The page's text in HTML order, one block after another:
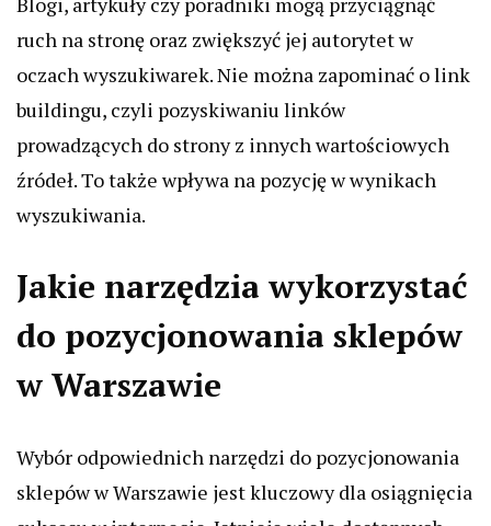
ruch na stronę oraz zwiększyć jej autorytet w
oczach wyszukiwarek. Nie można zapominać o link
buildingu, czyli pozyskiwaniu linków
prowadzących do strony z innych wartościowych
źródeł. To także wpływa na pozycję w wynikach
wyszukiwania.
Jakie narzędzia wykorzystać
do pozycjonowania sklepów
w Warszawie
Wybór odpowiednich narzędzi do pozycjonowania
sklepów w Warszawie jest kluczowy dla osiągnięcia